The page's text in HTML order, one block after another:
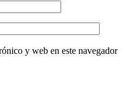
y web en este navegador